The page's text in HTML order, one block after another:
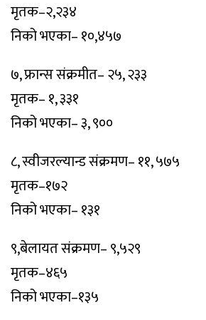
मृतक–२,२३४
निको भएका– १०,४५७
७, फ्रान्स संक्रमीत– २५, २३३
मृतक– १, ३३१
निको भएका– ३, ९००
८, स्वीजरल्यान्ड संक्रमण– ११, ५७५
मृतक–१७२
निको भएका– १३१
९,बेलायत संक्रमण– ९,५२९
मृतक–४६५
निको भएका–१३५